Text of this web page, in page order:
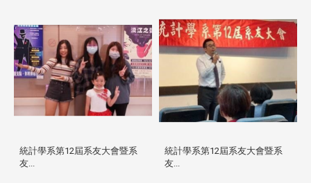
統計學系第12屆系友大會暨系
友...
統計學系第12屆系友大會暨系
友...